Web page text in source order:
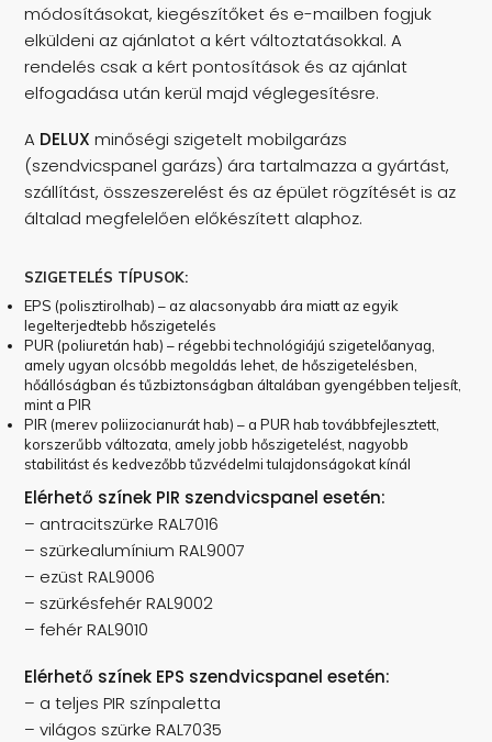
módosításokat, kiegészítőket és e-mailben fogjuk
elküldeni az ajánlatot a kért változtatásokkal. A
rendelés csak a kért pontosítások és az ajánlat
elfogadása után kerül majd véglegesítésre.
A DELUX minőségi szigetelt mobilgarázs
(szendvicspanel garázs) ára tartalmazza a gyártást,
szállítást, összeszerelést és az épület rögzítését is az
általad megfelelően előkészített alaphoz.
SZIGETELÉS TÍPUSOK:
EPS (polisztirolhab) – az alacsonyabb ára miatt az egyik
legelterjedtebb hőszigetelés
PUR (poliuretán hab) – régebbi technológiájú szigetelőanyag,
amely ugyan olcsóbb megoldás lehet, de hőszigetelésben,
hőállóságban és tűzbiztonságban általában gyengébben teljesít,
mint a PIR
PIR (merev poliizocianurát hab) – a PUR hab továbbfejlesztett,
korszerűbb változata, amely jobb hőszigetelést, nagyobb
stabilitást és kedvezőbb tűzvédelmi tulajdonságokat kínál
Elérhető színek PIR szendvicspanel esetén:
– antracitszürke RAL7016
– szürkealumínium RAL9007
– ezüst RAL9006
– szürkésfehér RAL9002
– fehér RAL9010
Elérhető színek EPS szendvicspanel esetén:
– a teljes PIR színpaletta
– világos szürke RAL7035